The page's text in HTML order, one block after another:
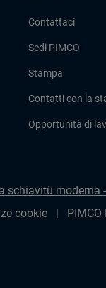
Contattaci
Sedi PIMCO
Stampa
Contatti con la
Opportunità di
schiavitù moderna
cookie